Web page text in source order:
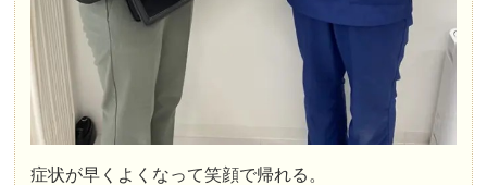
症状が早くよくなって笑顔で帰れる。